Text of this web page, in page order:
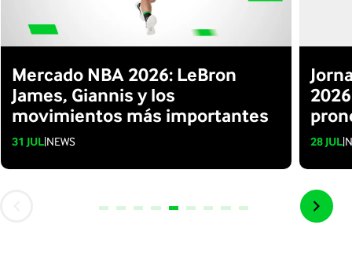
Mercado NBA 2026: LeBron
James, Giannis y los
movimientos más importantes
31 JUL|NEWS 28 JUL|